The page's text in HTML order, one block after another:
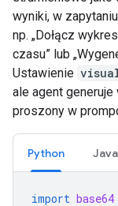
wyniki, w
np. „Dołącz
czasu” lub
Ustawienie
ale agent
proszony w
Python
import base64